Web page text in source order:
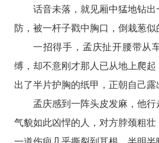
话音未落，就见厢中猛地钻
防，被一杆子戳中胸口，倒栽葱似
一招得手，孟庆扯开腰带从
缚，却不意刚才那人已从地上爬
出了半片护胸的纸甲，正朝自己露
孟庆感到一阵头皮发麻，他
气貌如此凶悍的人，对方脖颈粗